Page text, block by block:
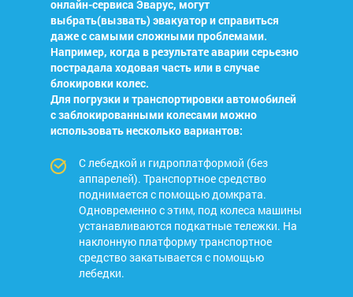
онлайн-сервиса Эварус, могут
выбрать(вызвать) эвакуатор и справиться
даже с самыми сложными проблемами.
Например, когда в результате аварии серьезно
пострадала ходовая часть или в случае
блокировки колес.
Для погрузки и транспортировки автомобилей
с заблокированными колесами можно
использовать несколько вариантов:
С лебедкой и гидроплатформой (без
аппарелей). Транспортное средство
поднимается с помощью домкрата.
Одновременно с этим, под колеса машины
устанавливаются подкатные тележки. На
наклонную платформу транспортное
средство закатывается с помощью
лебедки.